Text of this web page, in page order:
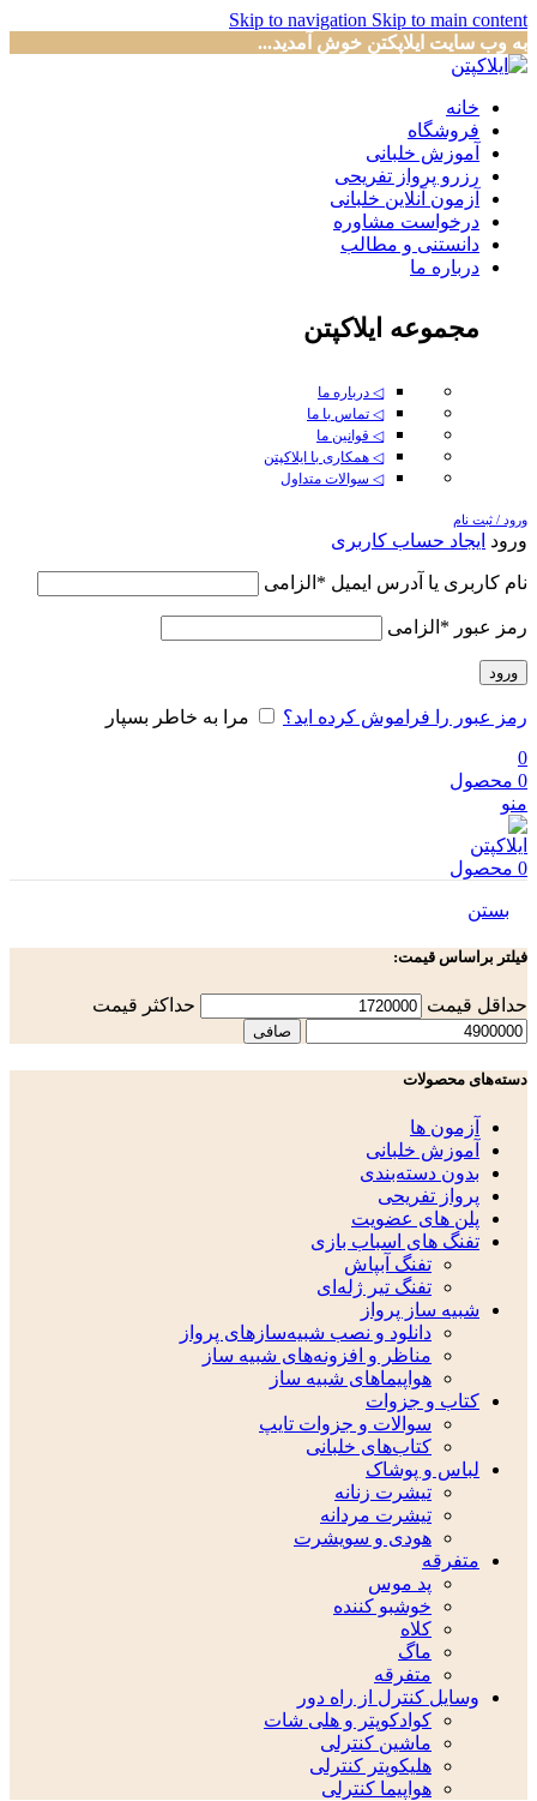
Skip to navigation Skip to main content
به وب سایت ایلاپکتن خوش آمدید...
خانه
فروشگاه
آموزش خلبانی
رزرو پرواز تفریحی
آزمون آنلاین خلبانی
درخواست مشاوره
دانستنی و مطالب
درباره ما
مجموعه ایلاکپتن
◁ درباره ما
◁ تماس با ما
◁ قوانین ما
◁ همکاری با ایلاکپتن
◁ سوالات متداول
ورود / ثبت نام
ورود ایجاد حساب کاربری
نام کاربری یا آدرس ایمیل * الزامی
رمز عبور * الزامی
ورود
رمز عبور را فراموش کرده اید؟
مرا به خاطر بسپار
0
0 محصول
منو
0 محصول
بستن
فیلتر براساس قیمت:
حداقل قیمت حداكثر قيمت
صافی
دسته‌های محصولات
آزمون ها
آموزش خلبانی
بدون دسته‌بندی
پرواز تفریحی
پلن های عضویت
تفنگ های اسباب بازی
تفنگ آبپاش
تفنگ تیر ژله‌ای
شبیه ساز پرواز
دانلود و نصب شبیه‌سازهای پرواز
مناظر و افزونه‌های شبیه ساز
هواپیماهای شبیه ساز
کتاب و جزوات
سوالات و جزوات تایپ
کتاب‌های خلبانی
لباس و پوشاک
تیشرت زنانه
تیشرت مردانه
هودی و سویشرت
متفرقه
پد موس
خوشبو کننده
کلاه
ماگ
متفرقه
وسایل کنترل از راه دور
کوادکوپتر و هلی شات
ماشین کنترلی
هلیکوپتر کنترلی
هواپیما کنترلی